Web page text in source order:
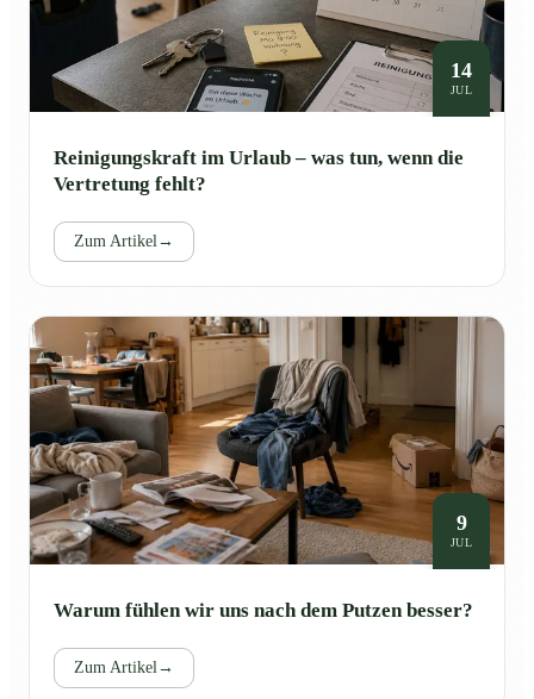
14
JUL
Reinigungskraft im Urlaub – was tun, wenn die
Vertretung fehlt?
Zum Artikel →
9
JUL
Warum fühlen wir uns nach dem Putzen besser?
Zum Artikel →